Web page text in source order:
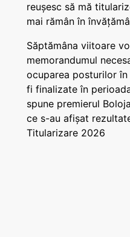
reușesc să mă
mai rămân în
Săptămâna viitoare
memorandumul
ocuparea posturilor
fi finalizate în
spune premierul
ce s-au afișat
Titularizare 2026